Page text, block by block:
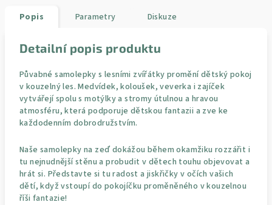
Popis Parametry Diskuze
Detailní popis produktu
Půvabné samolepky s lesními zvířátky promění dětský pokoj
v kouzelný les. Medvídek, koloušek, veverka i zajíček
vytvářejí spolu s motýlky a stromy útulnou a hravou
atmosféru, která podporuje dětskou fantazii a zve ke
každodenním dobrodružstvím.
Naše samolepky na zeď dokážou během okamžiku rozzářit i
tu nejnudnější stěnu a probudit v dětech touhu objevovat a
hrát si. Představte si tu radost a jiskřičky v očích vašich
dětí, když vstoupí do pokojíčku proměněného v kouzelnou
říši fantazie!